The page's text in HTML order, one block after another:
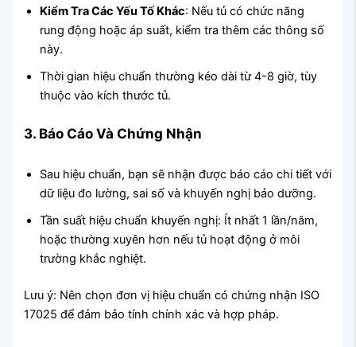
Kiểm Tra Các Yếu Tố Khác: Nếu tủ có chức năng
rung động hoặc áp suất, kiểm tra thêm các thông số
này.
Thời gian hiệu chuẩn thường kéo dài từ 4-8 giờ, tùy
thuộc vào kích thước tủ.
3. Báo Cáo Và Chứng Nhận
Sau hiệu chuẩn, bạn sẽ nhận được báo cáo chi tiết với
dữ liệu đo lường, sai số và khuyến nghị bảo dưỡng.
Tần suất hiệu chuẩn khuyến nghị: Ít nhất 1 lần/năm,
hoặc thường xuyên hơn nếu tủ hoạt động ở môi
trường khắc nghiệt.
Lưu ý: Nên chọn đơn vị hiệu chuẩn có chứng nhận ISO
17025 để đảm bảo tính chính xác và hợp pháp.